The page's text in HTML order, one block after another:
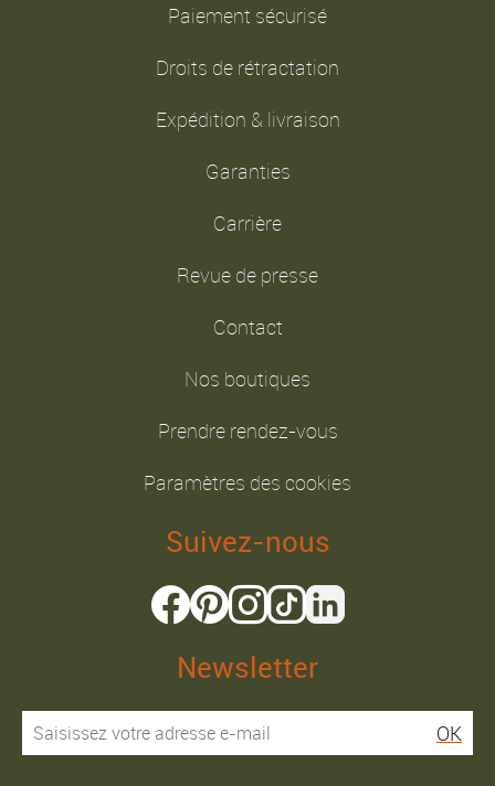
Paiement sécurisé
Droits de rétractation
Expédition & livraison
Garanties
Carrière
Revue de presse
Contact
Nos boutiques
Prendre rendez-vous
Paramètres des cookies
Suivez-nous
Newsletter
OK